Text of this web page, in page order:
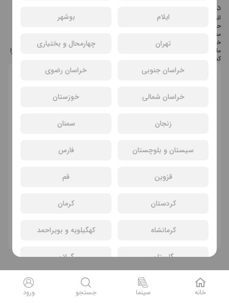
ایلام بوشهر
تهران چهارمحال و بختیاری
خراسان جنوبی خراسان رضوی
خراسان شمالی خوزستان
زنجان سمنان
سیستان و بلوچستان فارس
قزوین قم
کردستان کرمان
کرمانشاه کهگیلویه و بویراحمد
گلستان گیلان
درباره فیلم انیمیشن رویا شهر
انیمیشن سینمایی "رویاشهر" به کارگردانی محسن عنایتی و تهیه‌کنندگی مصطفی
حسن‌آبادی، با صداپیشگی هنرمندانی چون منوچهر زنده‌دل، لیلا کوهسار، میرطاهر
مظلومی، آرزو آفری، ابراهیم شفیعی و اردشیر منظم تولید شده است.
خلاصه داستان: نوجوانی به نام «آرات» که رویای قهرمانی در سَر دارد، در سفری
ماجراجویانه همراه با دوستانش برای رسیدن به شهر رویایی خود، واقعیت‌های تازه‌ای را
کشف می‌کند...
فیلم های دیگر
خانه سینما جستجو ورود